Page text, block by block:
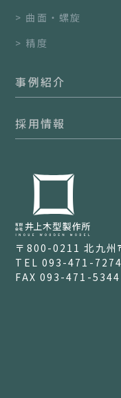
曲面・螺旋
精度
事例紹介
採用情報
〒800-0211北九州
TEL 093-471-7274
FAX 093-471-5344